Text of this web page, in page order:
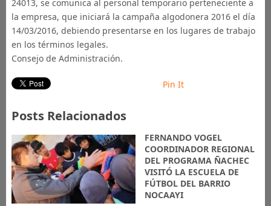
24013, se comunica al personal temporario perteneciente a
la empresa, que iniciará la campaña algodonera 2016 el día
14/03/2016, debiendo presentarse en los lugares de trabajo
en los términos legales.
Consejo de Administración.
Pin It
Posts Relacionados
FERNANDO VOGEL
COORDINADOR REGIONAL
DEL PROGRAMA ÑACHEC
VISITÓ LA ESCUELA DE
FÚTBOL DEL BARRIO
NOCAAYI